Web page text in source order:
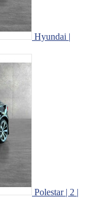
Hyundai |
Polestar | 2 |